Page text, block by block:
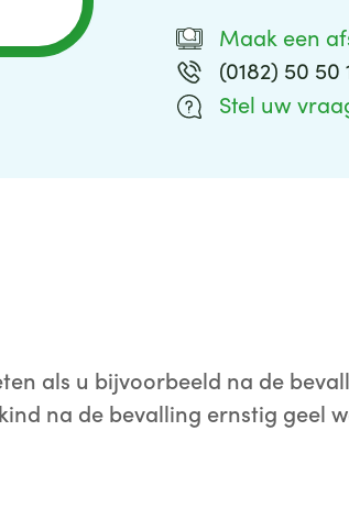
Maak een
(0182) 50 50
Stel uw
als u bijvoorbeeld na de
na de bevalling ernstig geel